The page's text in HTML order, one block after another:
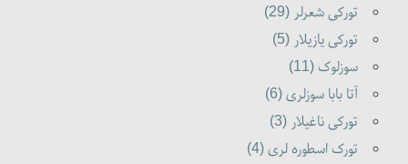
تورکی شعرلر (29)
تورکی یازیلار (5)
سوزلوک (11)
آتا بابا سوزلری (6)
تورکی ناغیلار (3)
تورک اسطوره لری (4)